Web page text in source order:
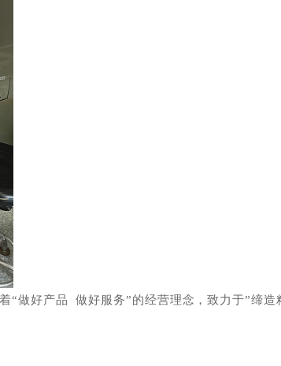
“做好产品 做好服务”的经营理念，致力于”缔